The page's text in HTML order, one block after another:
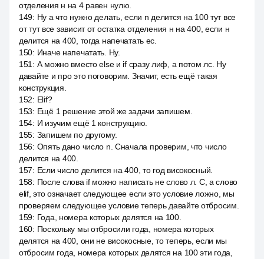
отделения н на 4 равен нулю.
149: Ну а что нужно делать, если n делится на 100 тут все
от тут все зависит от остатка отделения н на 400, если н
делится на 400, тогда напечатать ес.
150: Иначе напечатать. Ну.
151 : А можно вместо else и if сразу лиф, а потом лс. Ну
давайте и про это поговорим. Значит, есть ещё такая
конструкция.
152: Elif?
153: Ещё 1 решение этой же задачи запишем.
154: И изучим ещё 1 конструкцию.
155: Запишем по другому.
156: Опять дано число n. Сначала проверим, что число
делится на 400.
157: Если число делится на 400, то год високосный.
158: После слова if можно написать не слово л. С, а слово
elif, это означает следующее если это условие ложно, мы
проверяем следующее условие теперь давайте отбросим.
159: Года, номера которых делятся на 100.
160: Поскольку мы отбросили года, номера которых
делятся на 400, они не високосные, то теперь, если мы
отбросим года, номера которых делятся на 100 эти года,